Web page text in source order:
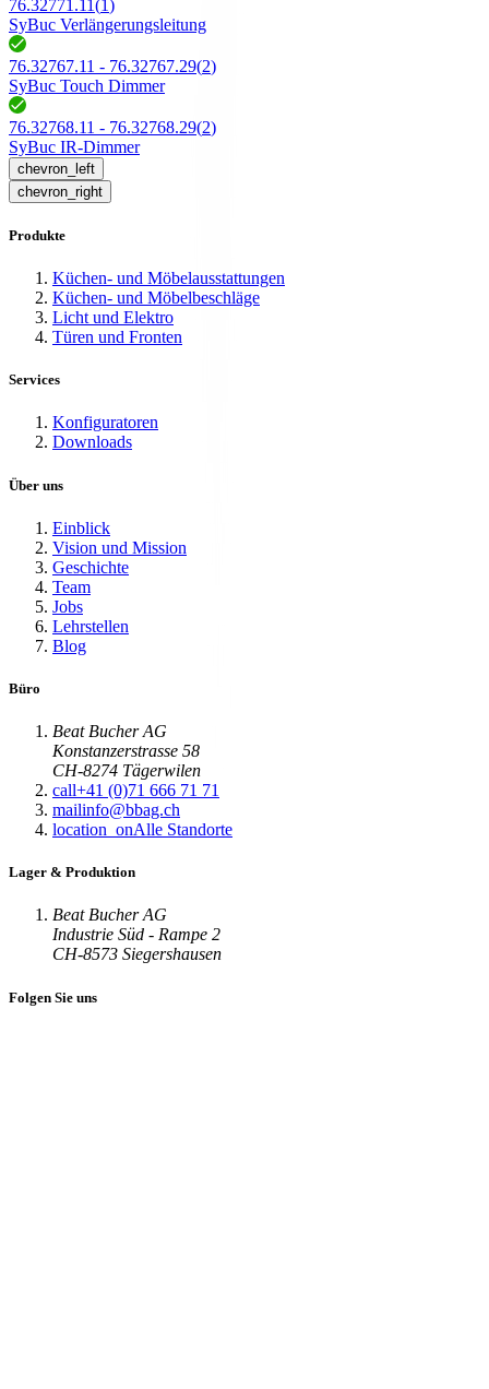
76.32771.11(1)
SyBuc Verlängerungsleitung
76.32767.11 - 76.32767.29(2)
SyBuc Touch Dimmer
76.32768.11 - 76.32768.29(2)
SyBuc IR-Dimmer
chevron_left
chevron_right
Produkte
Küchen- und Möbelausstattungen
Küchen- und Möbelbeschläge
Licht und Elektro
Türen und Fronten
Services
Konfiguratoren
Downloads
Über uns
Einblick
Vision und Mission
Geschichte
Team
Jobs
Lehrstellen
Blog
Büro
Beat Bucher AG
Konstanzerstrasse 58
CH-8274 Tägerwilen
call+41 (0)71 666 71 71
mailinfo@bbag.ch
location_onAlle Standorte
Lager & Produktion
Beat Bucher AG
Industrie Süd - Rampe 2
CH-8573 Siegershausen
Folgen Sie uns